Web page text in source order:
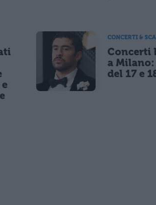
CONCERTI &
Concerti
a
del 17 e